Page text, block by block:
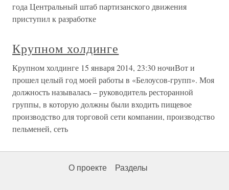
года Центральный штаб партизанского движения
приступил к разработке
Крупном холдинге
Крупном холдинге 15 января 2014, 23:30 ночиВот и
прошел целый год моей работы в «Белоусов-групп». Моя
должность называлась – руководитель ресторанной
группы, в которую должны были входить пищевое
производство для торговой сети компании, производство
пельменей, сеть
О проекте Разделы